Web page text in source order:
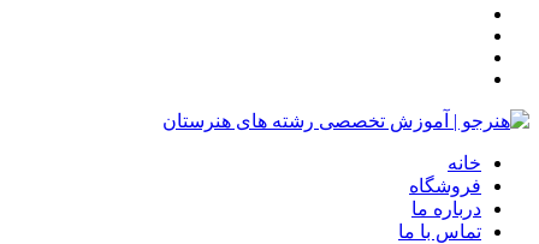
خانه
فروشگاه
درباره ما
تماس با ما